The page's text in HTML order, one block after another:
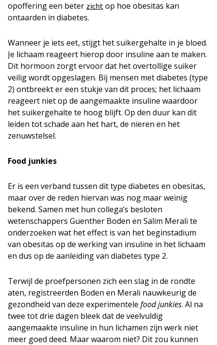
opoffering een beter zicht op hoe obesitas kan
ontaarden in diabetes.
Wanneer je iets eet, stijgt het suikergehalte in je bloed.
Je lichaam reageert hierop door insuline aan te maken.
Dit hormoon zorgt ervoor dat het overtollige suiker
veilig wordt opgeslagen. Bij mensen met diabetes (type
2) ontbreekt er een stukje van dit proces; het lichaam
reageert niet op de aangemaakte insuline waardoor
het suikergehalte te hoog blijft. Op den duur kan dit
leiden tot schade aan het hart, de nieren en het
zenuwstelsel.
Food junkies
Er is een verband tussen dit type diabetes en obesitas,
maar over de reden hiervan was nog maar weinig
bekend. Samen met hun collega’s besloten
wetenschappers Guenther Boden en Salim Merali te
onderzoeken wat het effect is van het beginstadium
van obesitas op de werking van insuline in het lichaam
en dus op de aanleiding van diabetes type 2.
Terwijl de proefpersonen zich een slag in de rondte
aten, registreerden Boden en Merali nauwkeurig de
gezondheid van deze experimentele food junkies. Al na
twee tot drie dagen bleek dat de veelvuldig
aangemaakte insuline in hun lichamen zijn werk niet
meer goed deed. Maar waarom niet? Dit zou kunnen